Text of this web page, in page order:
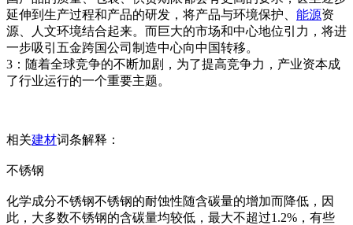
延伸到生产过程和产品的研发，将产品与环境保护、 能源资
源、人文环境结合起来。而巨大的市场和中心地位引力，将进
一步吸引五金跨国公司制造中心向中国转移。
3：随着全球竞争的不断加剧，为了提高竞争力，产业资本成
了行业运行的一个重要主题。
相关建材词条解释：
不锈钢
化学成分不锈钢不锈钢的耐蚀性随含碳量的增加而降低，因
此，大多数不锈钢的含碳量均较低，最大不超过1.2%，有些